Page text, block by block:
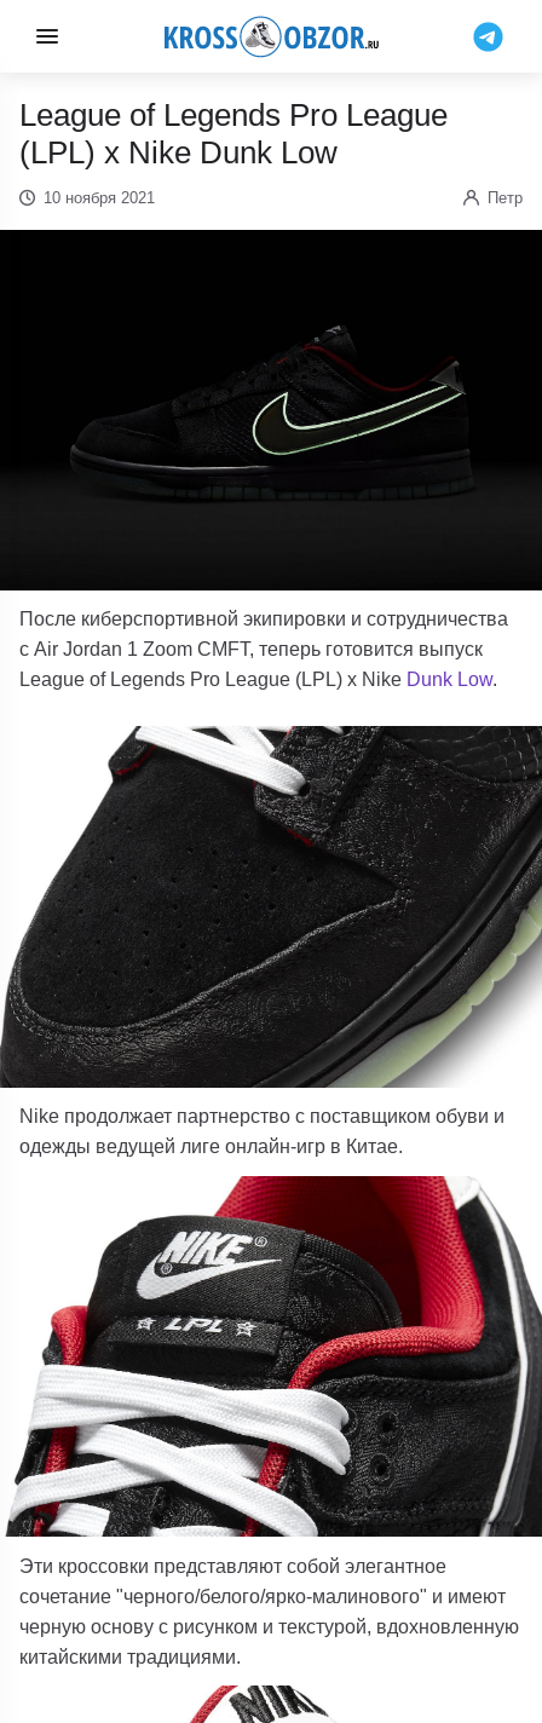
League of Legends Pro League
(LPL) x Nike Dunk Low
10 ноября 2021 Петр
После киберспортивной экипировки и сотрудничества
с Air Jordan 1 Zoom CMFT, теперь готовится выпуск
League of Legends Pro League (LPL) x Nike Dunk Low.
Nike продолжает партнерство с поставщиком обуви и
одежды ведущей лиге онлайн-игр в Китае.
Эти кроссовки представляют собой элегантное
сочетание "черного/белого/ярко-малинового" и имеют
черную основу с рисунком и текстурой, вдохновленную
китайскими традициями.